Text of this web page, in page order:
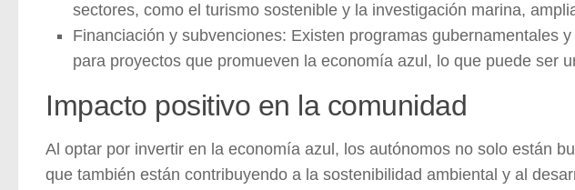
sectores, como el turismo sostenible y la investigación marina,
Financiación y subvenciones: Existen programas gubernamentales
para proyectos que promueven la economía azul, lo que puede ser
Impacto positivo en la comunidad
Al optar por invertir en la economía azul, los autónomos no solo están
que también están contribuyendo a la sostenibilidad ambiental y al